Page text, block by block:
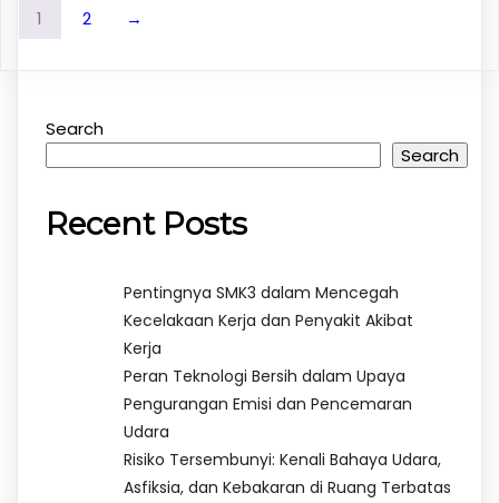
1 2 →
Search
Search
Recent Posts
Pentingnya SMK3 dalam Mencegah
Kecelakaan Kerja dan Penyakit Akibat
Kerja
Peran Teknologi Bersih dalam Upaya
Pengurangan Emisi dan Pencemaran
Udara
Risiko Tersembunyi: Kenali Bahaya Udara,
Asfiksia, dan Kebakaran di Ruang Terbatas